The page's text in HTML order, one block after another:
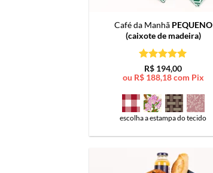
Café da Manhã PEQUENO
(caixote de madeira)
Avaliação5
de 5
R$ 194,00
ou R$188,18com Pix
escolha a estampa do tecido